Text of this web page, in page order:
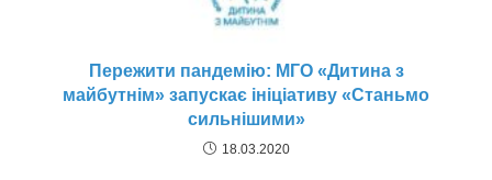
Пережити пандемію: МГО «Дитина з
майбутнім» запускає ініціативу «Станьмо
сильнішими»
18.03.2020